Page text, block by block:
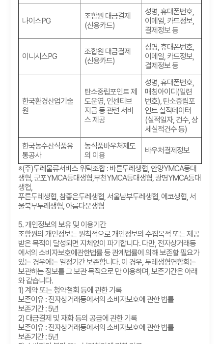
나이스PG
조합원 대금결제
(신용카드)
성명,휴대폰번호,
이메일, 카드정보,
결제정보 등
이니시스PG
조합원 대금결제
(신용카드)
성명,휴대폰번호,
이메일, 카드정보,
결제정보 등
한국환경산업기술
원
탄소중립포인트 제
도운영, 인센티브
지급 등 관련 서비
스 제공
성명,휴대폰번호,
매칭아이디(일련
번호), 탄소중립포
인트 실적데이터
(실적일자, 건수, 상
세실적건수 등)
한국농수산식품유
통공사
농식품바우처제도
의 이용
바우처결제정보
※(주)두레물류서비스 위탁조합: 바른두레생협, 안양YMCA등대
생협,군포YMCA등대생협,부천YMCA등대생협,광명YMCA등대
생협,
푸른두레생협,참좋은두레생협,서울남부두레생협, 에코생협,서
울북부두레생협, 아름다운생협
5.개인정보의 보유 및 이용기간
조합원의 개인정보는 원칙적으로 개인정보의 수집목적 또는 제공
받은 목적이 달성되면 지체없이 파기합니다. 다만, 전자상거래등
에서의 소비자보호에관한법률 등 관계법률에 의해 보존할 필요가
있는 경우에는 일정기간 보존합니다. 이 경우,두레생협연합회는
보관하는 정보를 그 보관 목적으로 만 이용하며,보존기간은 아래
와 같습니다.
1) 계약 또는 청약철회 등에 관한 기록
보존이유 : 전자상거래등에서의 소비자보호에 관한 법률
보존기간 : 5년
2) 대금결제 및 재화 등의 공급에 관한 기록
보존이유 : 전자상거래등에서의 소비자보호에 관한 법률
보존기간 : 5년